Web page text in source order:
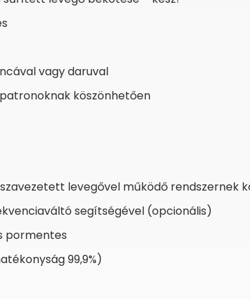
vagy daruval
köszönhetően
levegővel működő rendszernek
segítségével (opcionális)
pormentes
99,9%)